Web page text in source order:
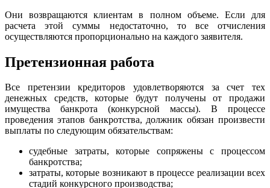
Они возвращаются клиентам в полном объеме. Если для
расчета этой суммы недостаточно, то все отчисления
осуществляются пропорционально на каждого заявителя.
Претензионная работа
Все претензии кредиторов удовлетворяются за счет тех
денежных средств, которые будут получены от продажи
имущества банкрота (конкурсной массы). В процессе
проведения этапов банкротства, должник обязан произвести
выплаты по следующим обязательствам:
судебные затраты, которые сопряжены с процессом
банкротства;
затраты, которые возникают в процессе реализации всех
стадий конкурсного производства;